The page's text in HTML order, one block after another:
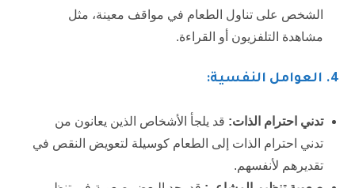
الشخص على تناول الطعام في مواقف معينة، مثل
مشاهدة التلفزيون أو القراءة.
4. العوامل النفسية:
تدني احترام الذات: قد يلجأ الأشخاص الذين يعانون من
تدني احترام الذات إلى الطعام كوسيلة لتعويض النقص في
تقديرهم لأنفسهم.